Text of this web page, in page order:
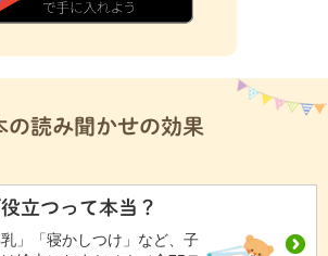
の読み聞かせの効果
立つって本当？
乳」「寝かしつけ」など、子